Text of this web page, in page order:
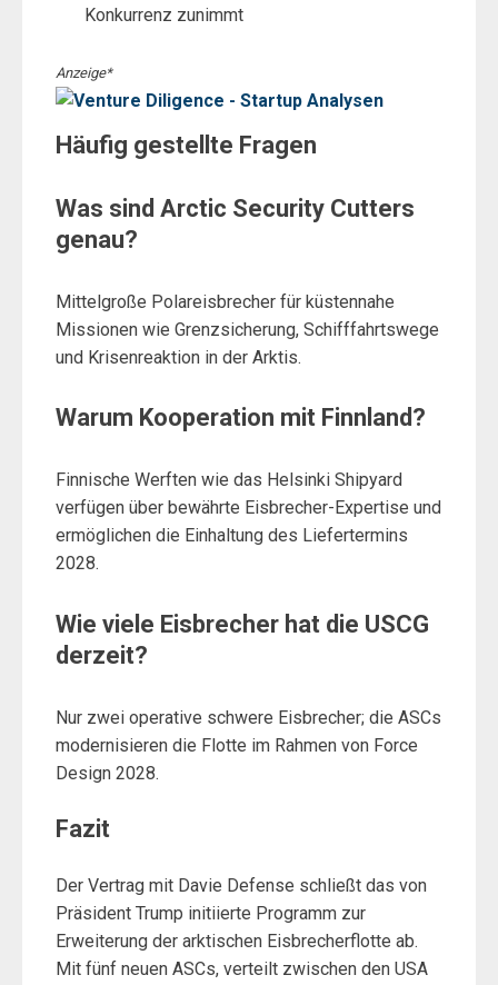
Konkurrenz zunimmt
Anzeige*
Häufig gestellte Fragen
Was sind Arctic Security Cutters
genau?
Mittelgroße Polareisbrecher für küstennahe
Missionen wie Grenzsicherung, Schifffahrtswege
und Krisenreaktion in der Arktis.
Warum Kooperation mit Finnland?
Finnische Werften wie das Helsinki Shipyard
verfügen über bewährte Eisbrecher-Expertise und
ermöglichen die Einhaltung des Liefertermins
2028.
Wie viele Eisbrecher hat die USCG
derzeit?
Nur zwei operative schwere Eisbrecher; die ASCs
modernisieren die Flotte im Rahmen von Force
Design 2028.
Fazit
Der Vertrag mit Davie Defense schließt das von
Präsident Trump initiierte Programm zur
Erweiterung der arktischen Eisbrecherflotte ab.
Mit fünf neuen ASCs, verteilt zwischen den USA